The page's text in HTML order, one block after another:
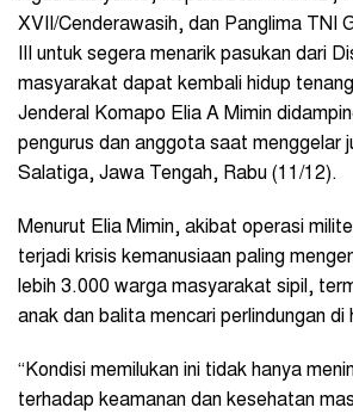
XVII/Cenderawasih, dan Panglima TNI
III untuk segera menarik pasukan dari
masyarakat dapat kembali hidup
Jenderal Komapo Elia A Mimin
pengurus dan anggota saat menggelar
Salatiga, Jawa Tengah, Rabu (11/12).
Menurut Elia Mimin, akibat operasi
terjadi krisis kemanusiaan paling
lebih 3.000 warga masyarakat sipil,
anak dan balita mencari perlindungan di
“Kondisi memilukan ini tidak hanya
terhadap keamanan dan kesehatan